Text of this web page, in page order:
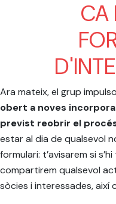
CA
Ara mateix, el grup
obert a noves
previst reobrir el
estar al dia de qualsevol
formulari: t’avisarem si
compartirem qualsevol
sòcies i interessades, així